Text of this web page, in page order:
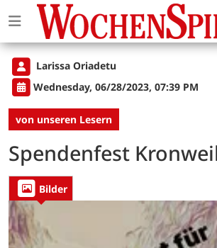
Larissa Oriadetu
Wednesday, 06/28/2023, 07:39 PM
von unseren Lesern
Spendenfest
Bilder